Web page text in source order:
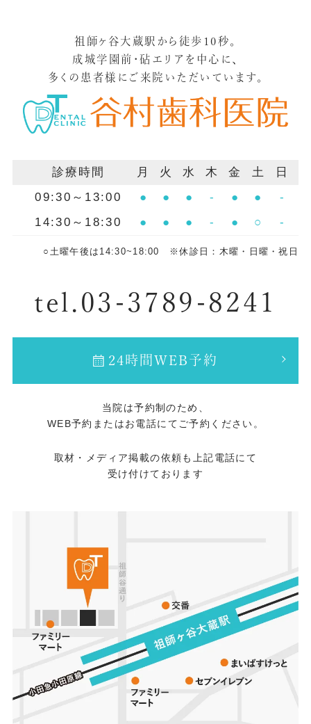
祖師ヶ谷大蔵駅から徒歩10秒。
成城学園前・砧エリアを中心に、
多くの患者様にご来院いただいています。
診療時間 月 火 水 木 金 土
日
09:30～13:00
● ● ● - ● ●
-
14:30～18:30
● ● ● - ● ○ -
○土曜午後は14:30~18:00 ※休診日：木曜・日曜・祝日
tel.03-3789-8241
24時間WEB予約
当院は予約制のため、
WEB予約またはお電話にてご予約ください。
取材・メディア掲載の依頼も上記電話にて
受け付けております